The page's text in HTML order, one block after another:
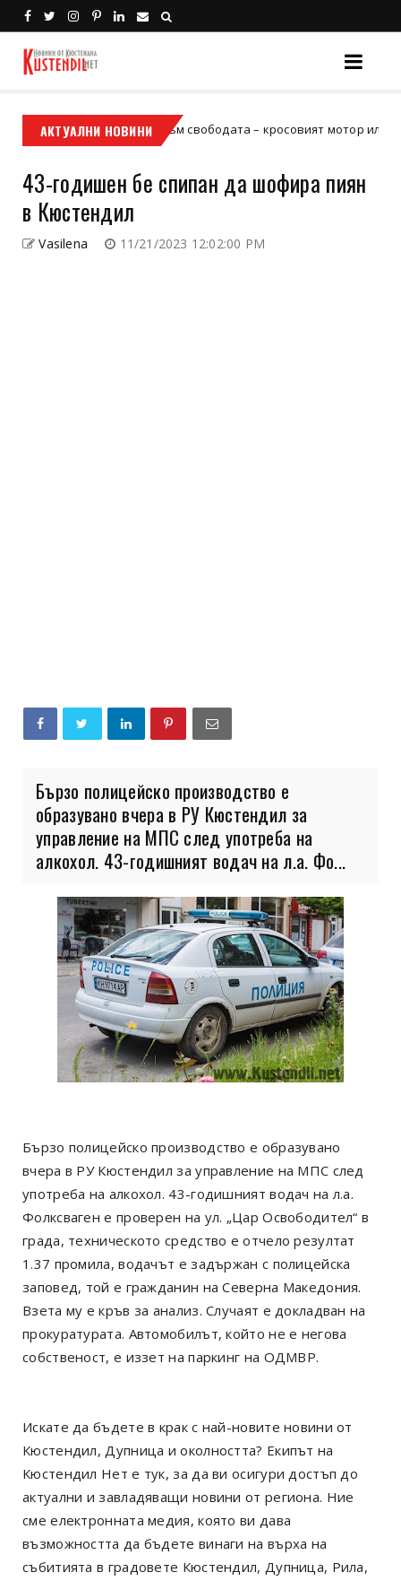
АКТУАЛНИ НОВИНИ
е твоят билет към свободата – кросовият мотор или ATV?
43-годишен бе спипан да шофира пиян
в Кюстендил
Vasilena 11/21/2023 12:02:00 PM
Бързо полицейско производство е
образувано вчера в РУ Кюстендил за
управление на МПС след употреба на
алкохол. 43-годишният водач на л.а. Фо...
Бързо полицейско производство е образувано
вчера в РУ Кюстендил за управление на МПС след
употреба на алкохол. 43-годишният водач на л.а.
Фолксваген е проверен на ул. „Цар Освободител“ в
града, техническото средство е отчело резултат
1.37 промила, водачът е задържан с полицейска
заповед, той е гражданин на Северна Македония.
Взета му е кръв за анализ. Случаят е докладван на
прокуратурата. Автомобилът, който не е негова
собственост, е иззет на паркинг на ОДМВР.
Искате да бъдете в крак с най-новите новини от
Кюстендил, Дупница и околността? Екипът на
Кюстендил Нет е тук, за да ви осигури достъп до
актуални и завладяващи новини от региона. Ние
сме електронната медия, която ви дава
възможността да бъдете винаги на върха на
събитията в градовете Кюстендил, Дупница, Рила,